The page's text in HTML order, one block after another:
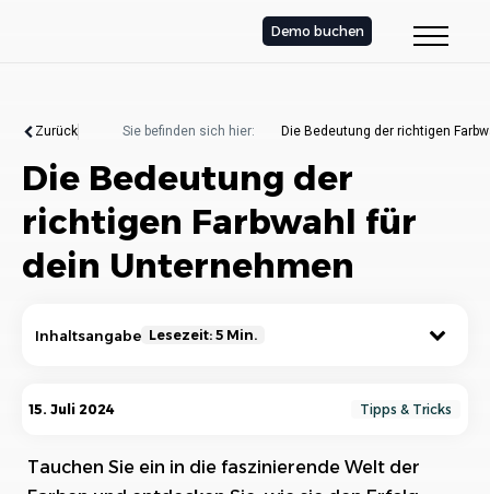
Demo buchen
Zurück Sie befinden sich hier: Die Bedeutung der richtigen
Die Bedeutung der
richtigen Farbwahl für
dein Unternehmen
Inhaltsangabe Lesezeit: 5 Min.
Psychologische Wirkung von Farben auf Kunden
und Mitarbeiter
Psychologie der Farben bei der Farbauswahl
15. Juli 2024 Tipps & Tricks
Tauchen Sie ein in die faszinierende Welt der